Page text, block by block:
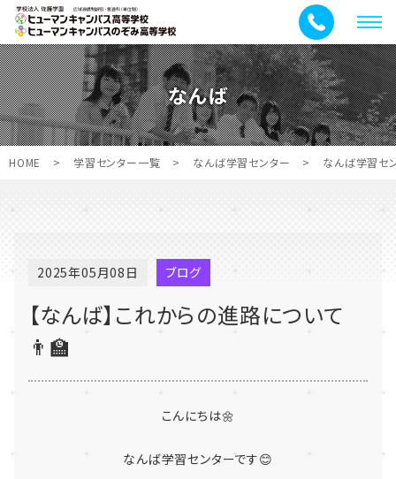
メ
ニ
ュ
ー
なんば
HOME > 学習センター一覧 > なんば学習センター > なんば学習セ
2025年05月08日 ブログ
【なんば】これからの進路について
👨‍🏫
こんにちは🌼
なんば学習センターです😊